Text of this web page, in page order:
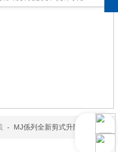
- MJ係列全新剪式升降台